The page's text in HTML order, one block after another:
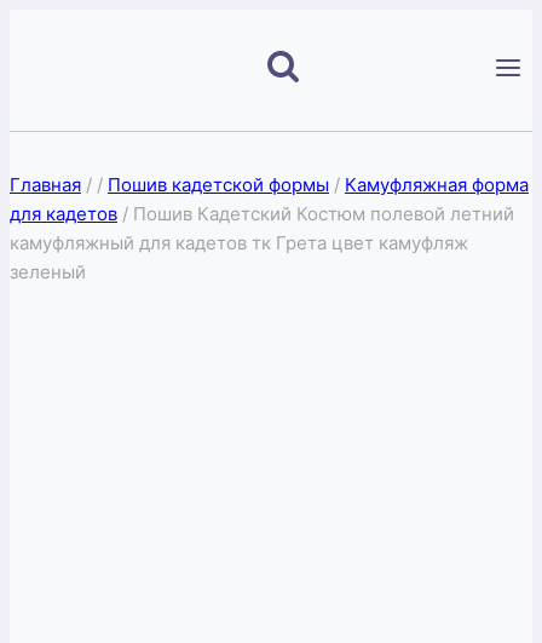
Главная / / Пошив кадетской формы / Камуфляжная форма
для кадетов / Пошив Кадетский Костюм полевой летний
камуфляжный для кадетов тк Грета цвет камуфляж
зеленый